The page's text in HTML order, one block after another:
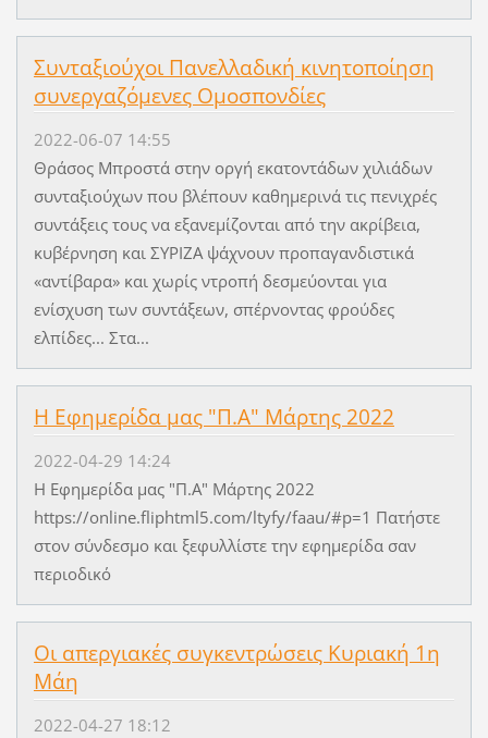
Συνταξιούχοι Πανελλαδική κινητοποίηση
συνεργαζόμενες Ομοσπονδίες
2022-06-07 14:55
Θράσος Μπροστά στην οργή εκατοντάδων χιλιάδων
συνταξιούχων που βλέπουν καθημερινά τις πενιχρές
συντάξεις τους να εξανεμίζονται από την ακρίβεια,
κυβέρνηση και ΣΥΡΙΖΑ ψάχνουν προπαγανδιστικά
«αντίβαρα» και χωρίς ντροπή δεσμεύονται για
ενίσχυση των συντάξεων, σπέρνοντας φρούδες
ελπίδες... Στα...
Η Εφημερίδα μας "Π.Α" Μάρτης 2022
2022-04-29 14:24
Η Εφημερίδα μας "Π.Α" Μάρτης 2022
https://online.fliphtml5.com/ltyfy/faau/#p=1 Πατήστε
στον σύνδεσμο και ξεφυλλίστε την εφημερίδα σαν
περιοδικό
Οι απεργιακές συγκεντρώσεις Κυριακή 1η
Μάη
2022-04-27 18:12